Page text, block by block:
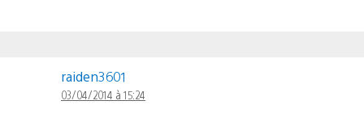
raiden3601
03/04/2014 à 15:24